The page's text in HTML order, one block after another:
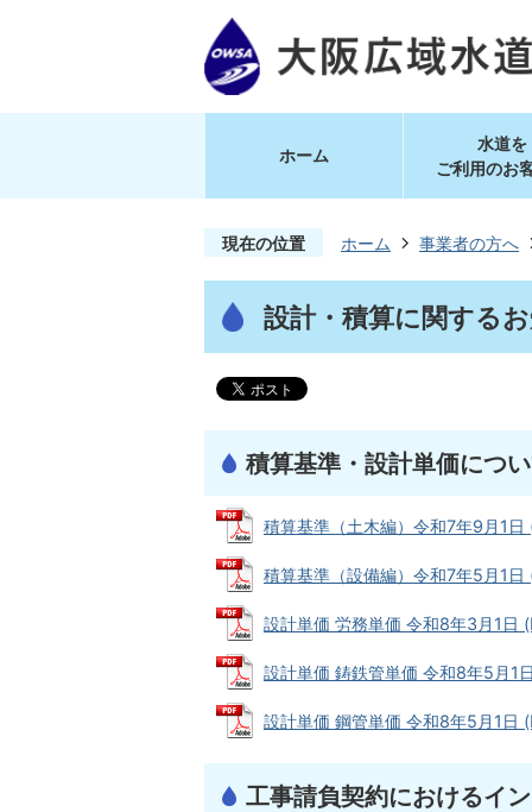
ホーム
水道を
ご利用のお
現在の位置 ホーム 事業者の方へ
設計・積算に関する
積算基準・設計単価につ
積算基準（土木編）令和7年9月1
積算基準（設備編）令和7年5月1
設計単価 労務単価 令和8年3月1日
設計単価 鋳鉄管単価 令和8年5月1
設計単価 鋼管単価 令和8年5月1日
工事請負契約におけるイ